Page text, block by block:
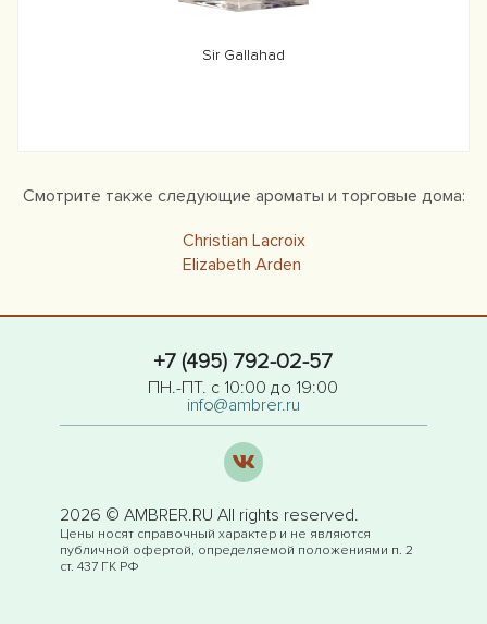
Sir Gallahad
Смотрите также следующие ароматы и торговые дома:
Christian Lacroix
Elizabeth Arden
+7 (495) 792-02-57
ПН.-ПТ. с 10:00 до 19:00
info@ambrer.ru
2026 © AMBRER.RU All rights reserved.
Цены носят справочный характер и не являются
публичной офертой, определяемой положениями п. 2
ст. 437 ГК РФ